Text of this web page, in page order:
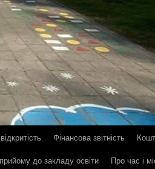
Фінансова звітність
до закладу освіти
Про час і